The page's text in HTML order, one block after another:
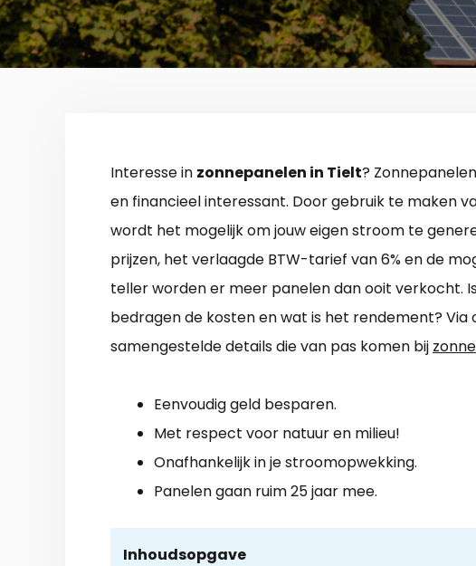
Interesse in zonnepanelen in Tielt?
en financieel interessant. Door gebruik te maken
wordt het mogelijk om jouw eigen stroom te
prijzen, het verlaagde BTW-tarief van 6% en de
teller worden er meer panelen dan ooit verkocht.
bedragen de kosten en wat is het rendement? Via
samengestelde details die van pas komen bij
Eenvoudig geld besparen.
Met respect voor natuur en milieu!
Onafhankelijk in je stroomopwekking.
Panelen gaan ruim 25 jaar mee.
Inhoudsopgave